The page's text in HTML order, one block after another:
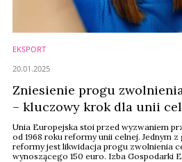
EKSPORT
Zniesienie progu
– kluczowy krok dla unii
Unia Europejska stoi przed wyzwaniem
od 1968 roku reformy unii celnej. Jednym
reformy jest likwidacja progu zwolnienia
wynoszącego 150 euro. Izba Gospodarki
20.01.2025